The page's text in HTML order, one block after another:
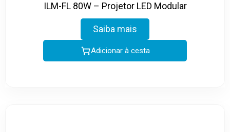
ILM-FL 80W – Projetor LED Modular
Saiba mais
Adicionar à cesta